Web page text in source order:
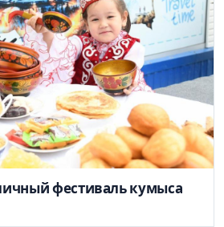
фестиваль кумыса